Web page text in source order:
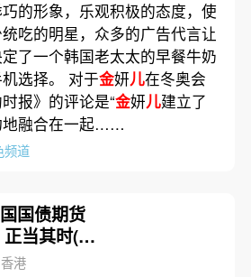
的形象，乐观积极的态度，使
吃的明星，众多的广告代言让
了一个韩国老太太的早餐牛奶
选择。 对于金妍儿在冬奥会
报》的评论是“金妍儿建立了
地融合在一起……
频道
国债期货
当其时(含
港